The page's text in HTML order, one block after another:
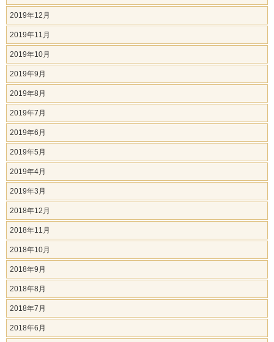
2019年12月
2019年11月
2019年10月
2019年9月
2019年8月
2019年7月
2019年6月
2019年5月
2019年4月
2019年3月
2018年12月
2018年11月
2018年10月
2018年9月
2018年8月
2018年7月
2018年6月